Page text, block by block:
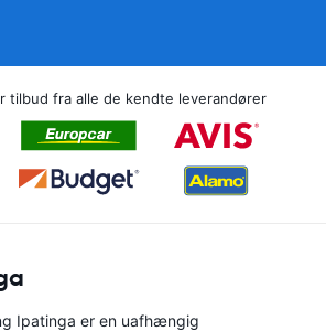
tilbud fra alle de kendte leverandører
Ipatinga er en uafhængig